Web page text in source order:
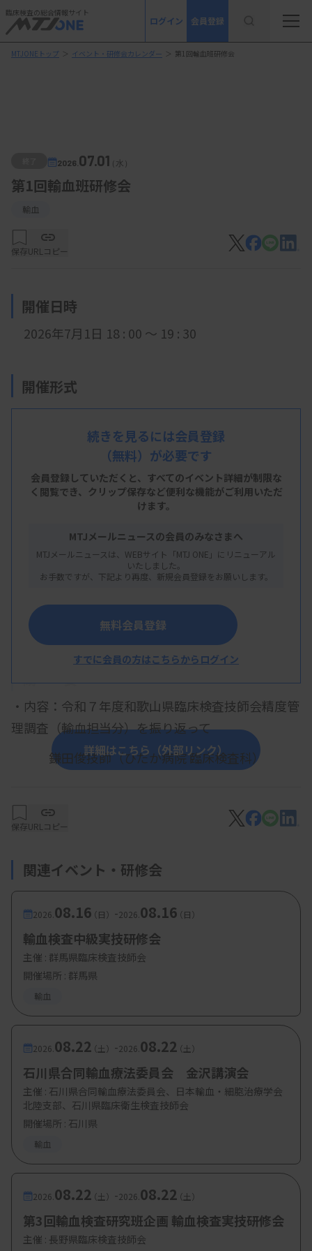
臨床検査の総合情報サイト
ログイン 会員登録
MTJONEトップ ＞ イベント・研修会カレンダー ＞ 第1回輸血班研修会
2026. 07.01 （水）
第1回輸血班研修会
輸血
保存URLコピー
開催日時
2026年7月1日 18 : 00 ～ 19 : 30
開催形式
現地開催＋LIVE配信
和歌山県立医科大学 臨床技能研修センター（高
度医療人育成センター2階）
和歌山市紀三井寺811番地1
和歌山県臨床検査技師会
概 要
・内容：令和７年度和歌山県臨床検査技師会精度管
理調査（輸血担当分）を振り返って
鎌田俊技師（ひだか病院 臨床検査科）
【参加費・定員など】
詳細はこちら（外部リンク）
続きを見るには会員登録
（無料）が必要です
会員登録していただくと、すべてのイベント詳細が制限な
く閲覧でき、 クリップ保存など便利な機能がご利用いただ
けます。
MTJメールニュースの会員のみなさまへ
MTJメールニュースは、WEBサイト「MTJ ONE」にリニューアル
いたしました。
お手数ですが、下記より再度、新規会員登録をお願いします。
無料会員登録
すでに会員の方はこちらからログイン
保存URLコピー
関連イベント・研修会
2026. 08.16（日） -2026. 08.16（日）
輸血検査中級実技研修会
主催 : 群馬県臨床検査技師会
開催場所 : 群馬県
輸血
2026. 08.22（土） -2026. 08.22（土）
石川県合同輸血療法委員会 金沢講演会
主催 : 石川県合同輸血療法委員会、日本輸血・細胞治療学会
北陸支部、石川県臨床衛生検査技師会
開催場所 : 石川県
輸血
2026. 08.22（土） -2026. 08.22（土）
第3回輸血検査研究班企画 輸血検査実技研修会
主催 : 長野県臨床検査技師会